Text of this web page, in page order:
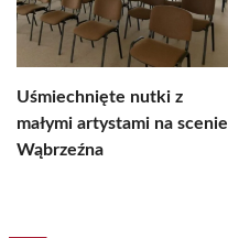
Uśmiechnięte nutki z
małymi artystami na scenie
Wąbrzeźna